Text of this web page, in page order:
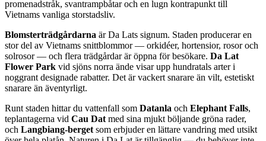
promenadstråk, svantrampbåtar och en lugn kontrapunkt till
Vietnams vanliga storstadsliv.
Blomsterträdgårdarna är Da Lats signum. Staden producerar en
stor del av Vietnams snittblommor — orkidéer, hortensior, rosor och
solrosor — och flera trädgårdar är öppna för besökare. Da Lat
Flower Park vid sjöns norra ände visar upp hundratals arter i
noggrant designade rabatter. Det är vackert snarare än vilt, estetiskt
snarare än äventyrligt.
Runt staden hittar du vattenfall som Datanla och Elephant Falls,
teplantagerna vid Cau Dat med sina mjukt böljande gröna rader,
och Langbiang-berget som erbjuder en lättare vandring med utsikt